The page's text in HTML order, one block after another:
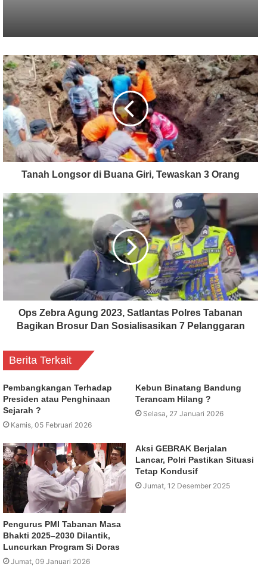
Tanah Longsor di Buana Giri, Tewaskan 3 Orang
Ops Zebra Agung 2023, Satlantas Polres Tabanan
Bagikan Brosur Dan Sosialisasikan 7 Pelanggaran
Berita Terkait
Pembangkangan Terhadap
Presiden atau Penghinaan
Sejarah ?
Kamis, 05 Februari 2026
Kebun Binatang Bandung
Terancam Hilang ?
Selasa, 27 Januari 2026
Pengurus PMI Tabanan Masa
Bhakti 2025–2030 Dilantik,
Luncurkan Program Si Doras
Jumat, 09 Januari 2026
Aksi GEBRAK Berjalan
Lancar, Polri Pastikan Situasi
Tetap Kondusif
Jumat, 12 Desember 2025